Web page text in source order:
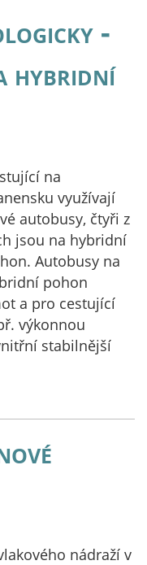
-
hybridní
na
využívají
autobusy, čtyři z
jsou na hybridní
Autobusy na
pohon
a pro cestující
výkonnou
stabilnější
nádraží v